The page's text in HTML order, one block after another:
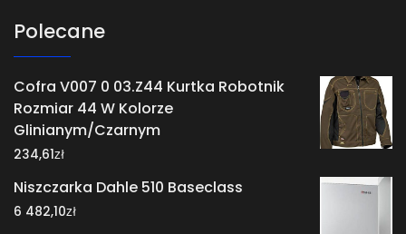
Polecane
Cofra V007 0 03.Z44 Kurtka Robotnik
Rozmiar 44 W Kolorze
Glinianym/Czarnym
234,61zł
Niszczarka Dahle 510 Baseclass
6 482,10zł